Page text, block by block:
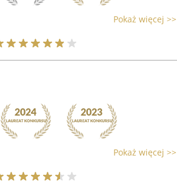
Pokaż więcej >>
Pokaż więcej >>